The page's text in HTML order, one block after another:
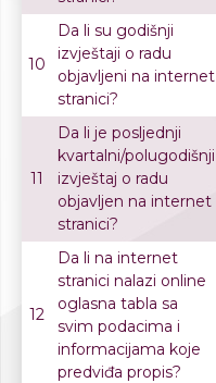
10
Da li su godišnji
izvještaji o radu
objavljeni na internet
stranici?
11
Da li je posljednji
kvartalni/polugodišnji
izvještaj o radu
objavljen na internet
stranici?
12
Da li na internet
stranici nalazi online
oglasna tabla sa
svim podacima i
informacijama koje
predviđa propis?